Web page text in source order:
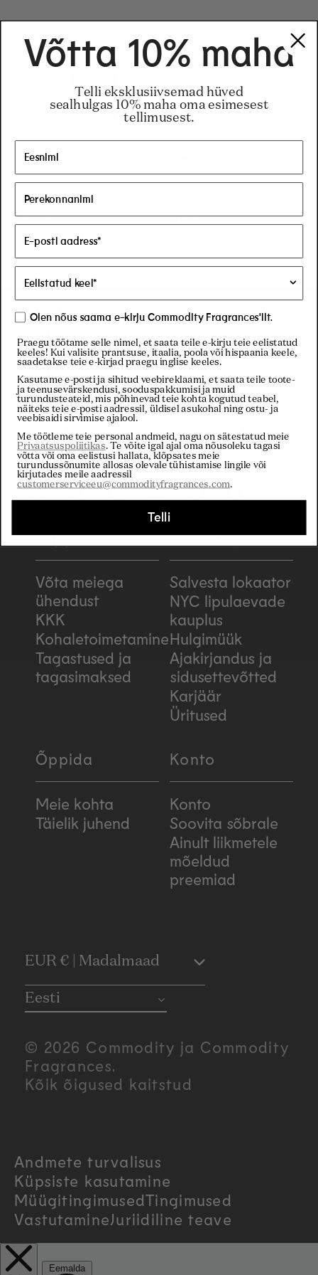
Moss Scent
Space
komplekt
Space
Uudiskiri
Tellige meie uudiskiri, et saada 10%
allahindlust oma esimesest
tellimusest.
Email
FacebookPinterestInstagram
YouTubeTikTokLinkedIn
Support
Võta meiega
ühendust
KKK
Kohaletoimetamine
Tagastused ja
tagasimaksed
Ühendage
Salvesta lokaator
NYC lipulaevade
kauplus
Hulgimüük
Ajakirjandus ja
sidusettevõtted
Karjäär
Üritused
Õppida
Meie kohta
Täielik juhend
Konto
Konto
Soovita sõbrale
Ainult liikmetele
mõeldud
preemiad
C
o
u
n
y
/
r
EUR € | Madalmaad
Eesti
© 2026 Commodity ja Commodity
Fragrances.
Kõik õigused kaitstud
Andmete turvalisus
Küpsiste kasutamine
MüügitingimusedTingimused
VastutamineJuriidiline teave
Võtta 10% maha
Telli eksklusiivsemad hüved
sealhulgas 10% maha oma esimesest
tellimusest.
Olen nõus saama e-kirju Commodity Fragrances'ilt.
Praegu töötame selle nimel, et saata teile e-kirju teie eelistatud
keeles! Kui valisite prantsuse, itaalia, poola või hispaania keele,
saadetakse teie e-kirjad praegu inglise keeles.
Kasutame e-posti ja sihitud veebireklaami, et saata teile toote-
ja teenusevärskendusi, sooduspakkumisi ja muid
turundusteateid, mis põhinevad teie kohta kogutud teabel,
näiteks teie e-posti aadressil, üldisel asukohal ning ostu- ja
veebisaidi sirvimise ajalool.
Me töötleme teie personal andmeid, nagu on sätestatud meie
Privaatsuspoliitikas. Te võite igal ajal oma nõusoleku tagasi
võtta või oma eelistusi hallata, klõpsates meie
turundussõnumite allosas olevale tühistamise lingile või
kirjutades meile aadressil
customerserviceeu@commodityfragrances.com.
Telli